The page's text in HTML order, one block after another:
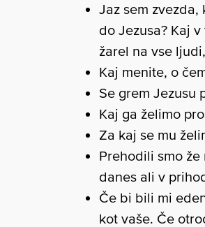
Jaz sem
do Jezusa? Kaj
žarel na vse
Kaj menite, o
Se grem Jezusu
Kaj ga želimo
Za kaj se mu
Prehodili smo
danes ali v
Če bi bili mi
kot vaše. Če